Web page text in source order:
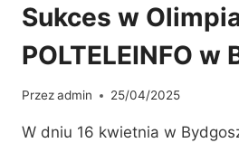
Sukces w
POLTELEINFO
Przezadmin 25/04/2025
W dniu 16 kwietnia w